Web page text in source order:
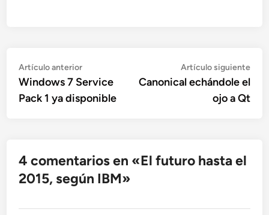
Navegación
de
entradas
Artículo anteriorArtículo
anterior:
Windows 7 Service
Pack 1 ya disponible
Artículo siguiente
Canonical echándole el
ojo a Qt
4 comentarios en «El futuro hasta el
2015, según IBM»